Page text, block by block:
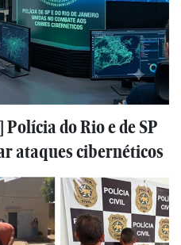
Polícia do Rio e de SP
ataques cibernéticos